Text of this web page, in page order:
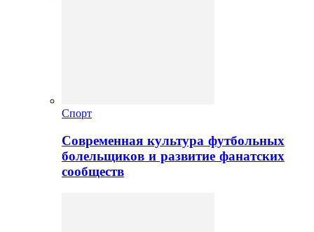
Спорт
Современная культура футбольных
болельщиков и развитие фанатских
сообществ